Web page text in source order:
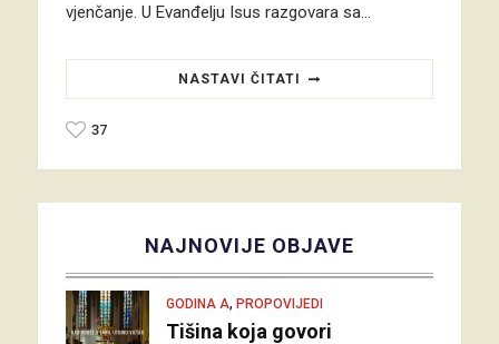
vjenčanje. U Evanđelju Isus razgovara sa…
NASTAVI ČITATI
37
NAJNOVIJE OBJAVE
GODINA A, PROPOVIJEDI
Tišina koja govori